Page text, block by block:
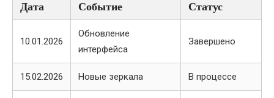
Дата Событие Статус
10.01.2026
Обновление
интерфейса
Завершено
15.02.2026 Новые зеркала В процессе